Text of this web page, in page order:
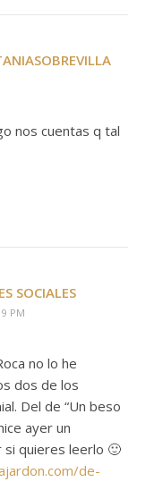
nos cuentas q tal
SOCIALES
PM
no lo he
dos de los
Del de “Un beso
ayer un
quieres leerlo 🙂
de-